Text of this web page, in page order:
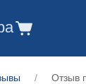
Отзыв